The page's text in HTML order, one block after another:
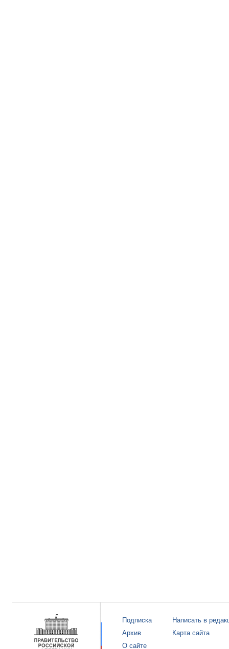
Подписка
Архив
О сайте
Написать в
Карта сайта